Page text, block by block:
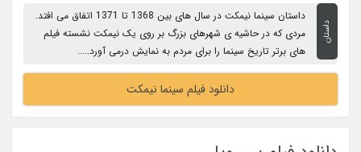
داستان
داستان سینما نیمکت در سال های بین 1368 تا 1371 اتفاق می افتد.
مردی که در حاشیه ی شهرهای بزرگ بر روی یک نیمکت نشسته فیلم
های برتر تاریخ سینما را برای مردم به نمایش درمی آورد.....
دانلود فیلم سینما نیمکت